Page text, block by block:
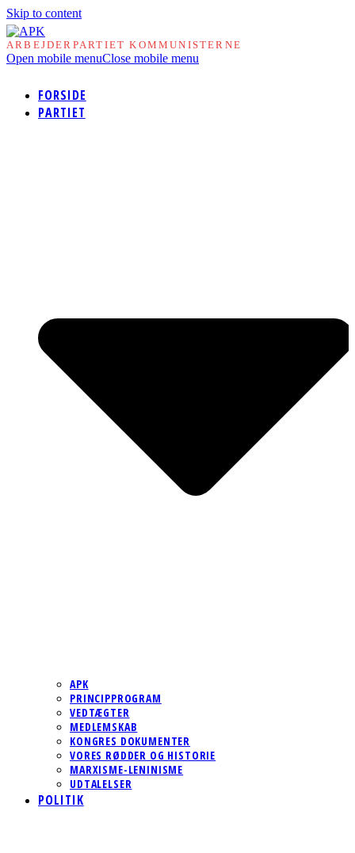
Skip to content
ARBEJDERPARTIET KOMMUNISTERNE
Open mobile menuClose mobile menu
FORSIDE
PARTIET
APK
PRINCIPPROGRAM
VEDTÆGTER
MEDLEMSKAB
KONGRES DOKUMENTER
VORES RØDDER OG HISTORIE
MARXISME-LENINISME
UDTALELSER
POLITIK